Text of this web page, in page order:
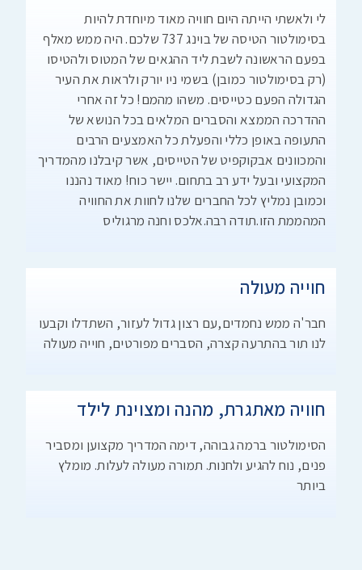
לי ולאשתי הייתה היום חוויה מאוד מיוחדת להיות
בסימולטור הטיסה של בוינג 737 שלכם. היה ממש מאלף
בפעם הראשונה לשבת ליד ההגאים של המטוס ולהטיסו
(רק בסימולטור כמובן) בשמי ניו יורק ולראות את העיר
הגדולה הפעם כטייסים. משהו מהמם! כל זה אחרי
ההדרכה הממצא והסברים המלאים בכל הנושא של
התעופה באופן כללי והפעלת כל האמצעים הרבים
והמכוונים אבקוקפיט של הטייסים, אשר קיבלנו מהמדריך
המקצועי ובעל ידע רב בתחום. יישר כוח! מאוד נהננו
וכמובן נמליץ לכל החברים שלנו לחוות את החוויה
המהממת הזו.תודה רבה.אלכס וחנה מרגוליס
חוייה מעולה
חבר'ה ממש נחמדים,עם רצון גדול לעזור, השתדלו וקבעו
לנו תור בהתרעה קצרה, הסברים מפורטים, חוייה מעולה
חוויה מאתגרת, מהנה ומצוינת לילד
הסימולטור ברמה גבוהה, דימה המדריך מקצוען ומסביר
פנים, נוח להגיע ולחנות. תמורה מעולה לעלות. מומלץ
ביותר